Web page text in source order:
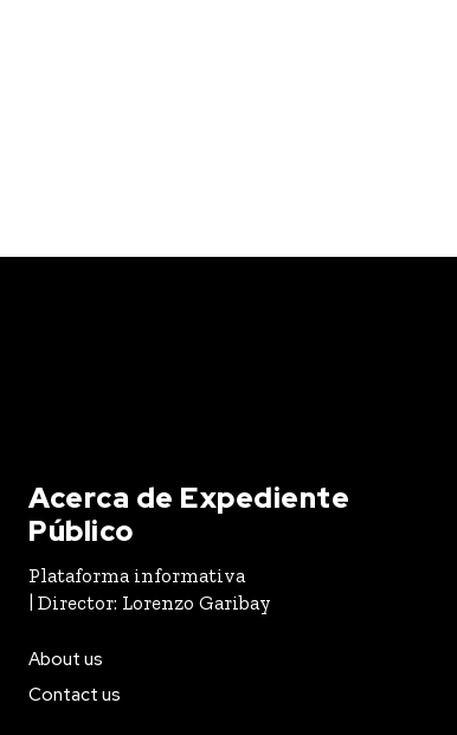
Acerca de Expediente
Público
Plataforma informativa
| Director: Lorenzo Garibay
About us
Contact us